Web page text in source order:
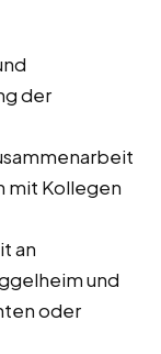
der
mit Kollegen
an
und
oder